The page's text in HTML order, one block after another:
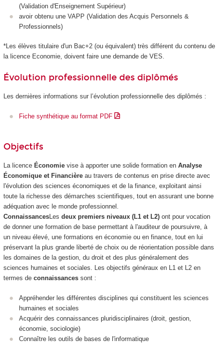
(Validation d'Enseignement Supérieur)
avoir obtenu une VAPP (Validation des Acquis Personnels &
Professionnels)
*Les élèves titulaire d'un Bac+2 (ou équivalent) très différent du contenu de
la licence Economie, doivent faire une demande de VES.
Évolution professionnelle des diplômés
Les dernières informations sur l’évolution professionnelle des diplômés :
Fiche synthétique au format PDF
Objectifs
La licence Économievise à apporter une solide formation en Analyse
Économique et Financièreau travers de contenus en prise directe avec
l'évolution des sciences économiques et de la finance, exploitant ainsi
toute la richesse des démarches scientifiques, tout en assurant une bonne
adéquation avec le monde professionnel.
ConnaissancesLes deux premiers niveaux (L1 et L2)ont pour vocation
de donner une formation de base permettant à l'auditeur de poursuivre, à
un niveau élevé, une formations en économie ou en finance, tout en lui
préservant la plus grande liberté de choix ou de réorientation possible dans
les domaines de la gestion, du droit et des plus généralement des
sciences humaines et sociales. Les objectifs généraux en L1 et L2 en
termes de connaissancessont :
Appréhender les différentes disciplines qui constituent les sciences
humaines et sociales
Acquérir des connaissances pluridisciplinaires (droit, gestion,
économie, sociologie)
Connaître les outils de bases de l'informatique